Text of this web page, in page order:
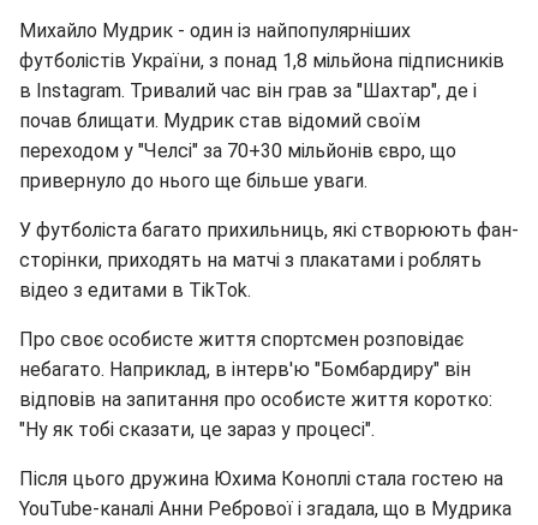
Михайло Мудрик - один із найпопулярніших
футболістів України, з понад 1,8 мільйона підписників
в Instagram. Тривалий час він грав за "Шахтар", де і
почав блищати. Мудрик став відомий своїм
переходом у "Челсі" за 70+30 мільйонів євро, що
привернуло до нього ще більше уваги.
У футболіста багато прихильниць, які створюють фан-
сторінки, приходять на матчі з плакатами і роблять
відео з едитами в TikTok.
Про своє особисте життя спортсмен розповідає
небагато. Наприклад, в інтерв'ю "Бомбардиру" він
відповів на запитання про особисте життя коротко:
"Ну як тобі сказати, це зараз у процесі".
Після цього дружина Юхима Коноплі стала гостею на
YouTube-каналі Анни Ребрової і згадала, що в Мудрика